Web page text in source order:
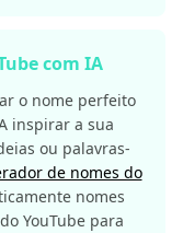
com IA
o nome perfeito
inspirar a sua
ou palavras-
de nomes do
nomes
YouTube para